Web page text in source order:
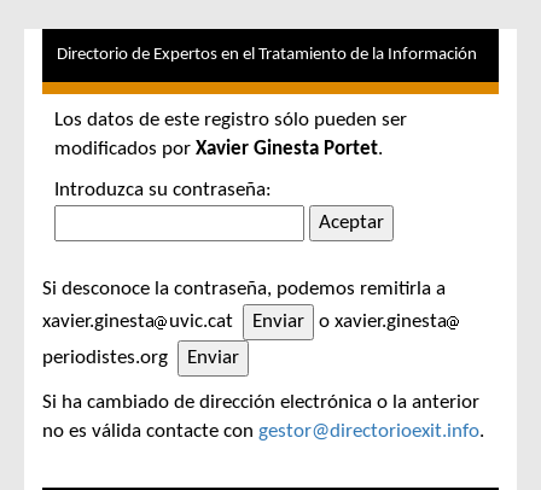
Directorio de Expertos en el Tratamiento de la Información
Los datos de este registro sólo pueden ser
modificados por Xavier Ginesta Portet.
Introduzca su contraseña:
Si desconoce la contraseña, podemos remitirla a
xavier.ginesta
uvic.cat
o xavier.ginesta
periodistes.org
Si ha cambiado de dirección electrónica o la anterior
no es válida contacte con gestor@directorioexit.info.